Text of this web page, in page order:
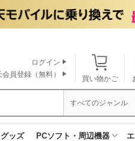
買い物かご
ログイン
会員登録（無料）
すべてのジャンル
グッズ PCソフト・周辺機器